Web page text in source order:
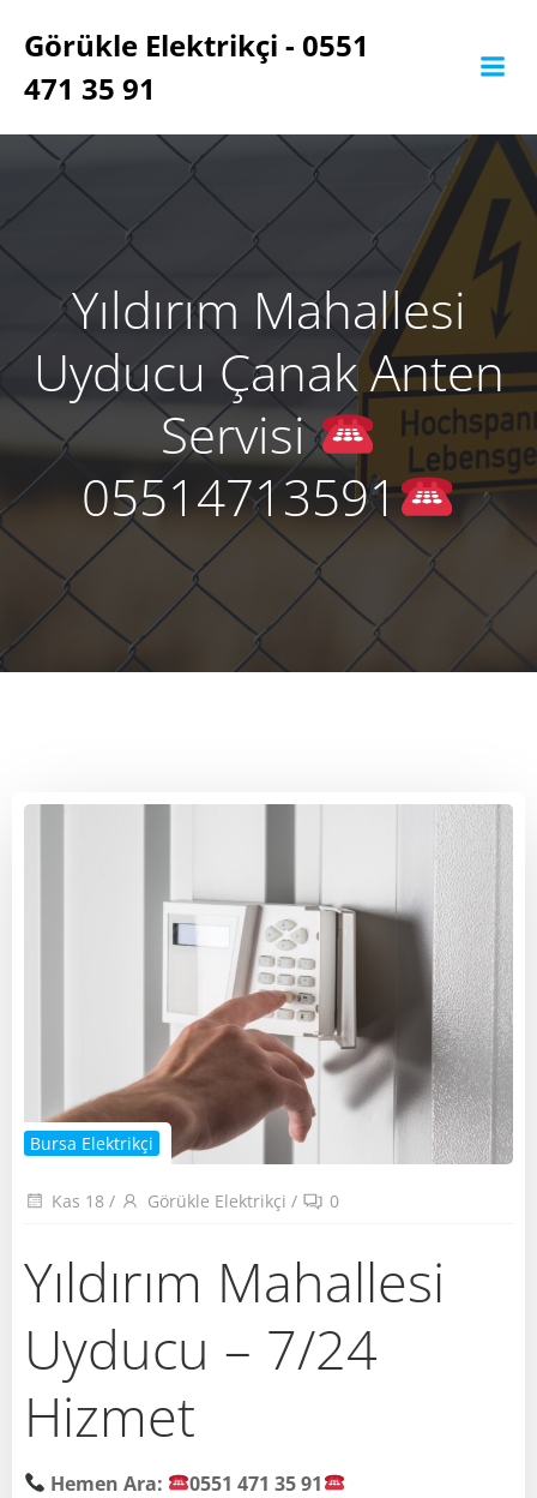
geç
Görükle Elektrikçi - 0551
471 35 91
Yıldırım Mahallesi
Uyducu Çanak Anten
Servisi
05514713591
Bursa Elektrikçi
Kas 18 / Görükle Elektrikçi / 0
Yıldırım Mahallesi
Uyducu – 7/24
Hizmet
Hemen Ara:
0551 471 35 91